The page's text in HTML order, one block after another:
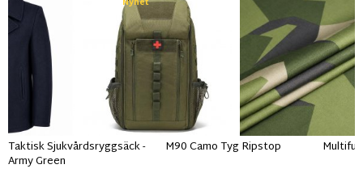
Nyhet
Taktisk Sjukvårdsryggsäck -
Army Green
M90 Camo Tyg Ripstop